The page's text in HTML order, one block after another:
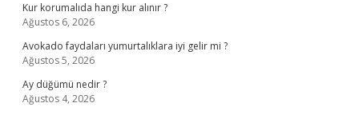
Kur korumalıda hangi kur alınır ?
Ağustos 6, 2026
Avokado faydaları yumurtalıklara iyi gelir mi ?
Ağustos 5, 2026
Ay düğümü nedir ?
Ağustos 4, 2026